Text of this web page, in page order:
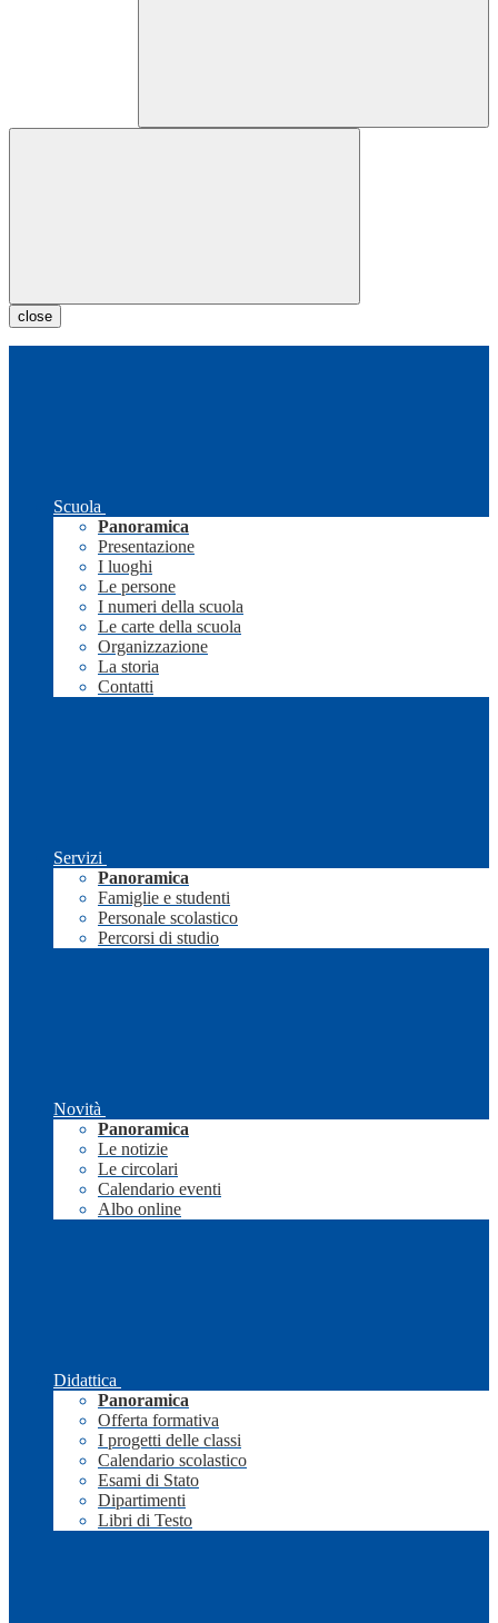
close
Scuola
Panoramica
Presentazione
I luoghi
Le persone
I numeri della scuola
Le carte della scuola
Organizzazione
La storia
Contatti
Servizi
Panoramica
Famiglie e studenti
Personale scolastico
Percorsi di studio
Novità
Panoramica
Le notizie
Le circolari
Calendario eventi
Albo online
Didattica
Panoramica
Offerta formativa
I progetti delle classi
Calendario scolastico
Esami di Stato
Dipartimenti
Libri di Testo